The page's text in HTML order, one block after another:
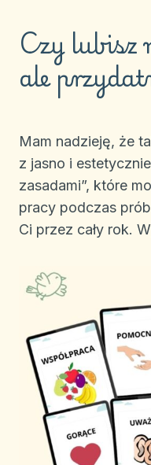
Czy lubisz
ale
Mam nadzieję, że
z jasno i
zasadami”, które
pracy podczas
Ci przez cały rok.